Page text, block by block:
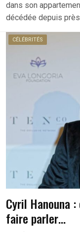
dans son
décédée depuis
CÉLÉBRITÉS
Cyril Hanouna
faire parler…